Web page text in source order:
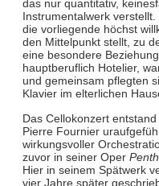
das nur quantitativ,
Instrumentalwerk
die vorliegende höchst
den Mittelpunkt stellt, zu
eine besondere
hauptberuflich Hotelier,
und gemeinsam pflegten
Klavier im elterlichen
Das Cellokonzert
Pierre Fournier
wirkungsvoller
zuvor in seiner Oper
Hier in seinem Spätwerk
vier Jahre später